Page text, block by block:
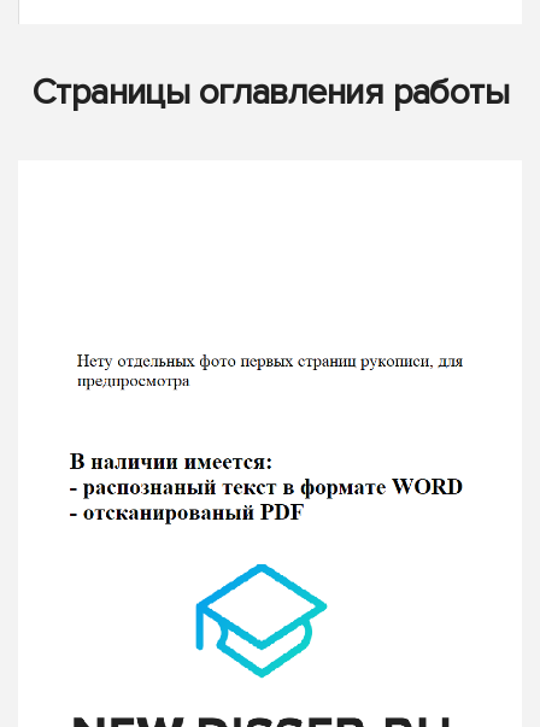
Страницы оглавления работы